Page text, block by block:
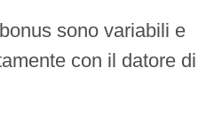
sono variabili e
con il datore di